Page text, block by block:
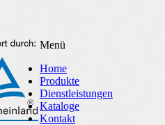
Menü
Home
Produkte
Dienstleistungen
Kataloge
Kontakt